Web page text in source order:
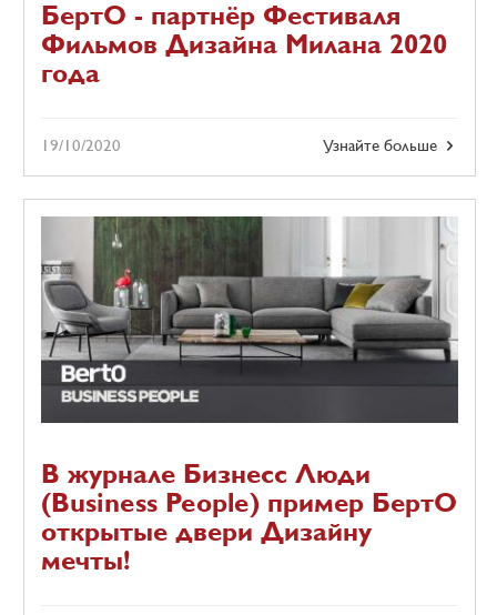
БертО - партнёр Фестиваля
Фильмов Дизайна Милана 2020
года
Узнайте больше
19/10/2020
В журнале Бизнесс Люди
(Business People) пример БертО
открытые двери Дизайну
мечты!